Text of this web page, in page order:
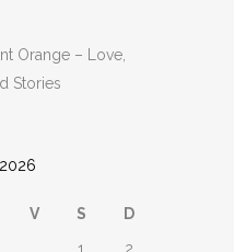
Orange – Love,
Stories
V S
D
1
2